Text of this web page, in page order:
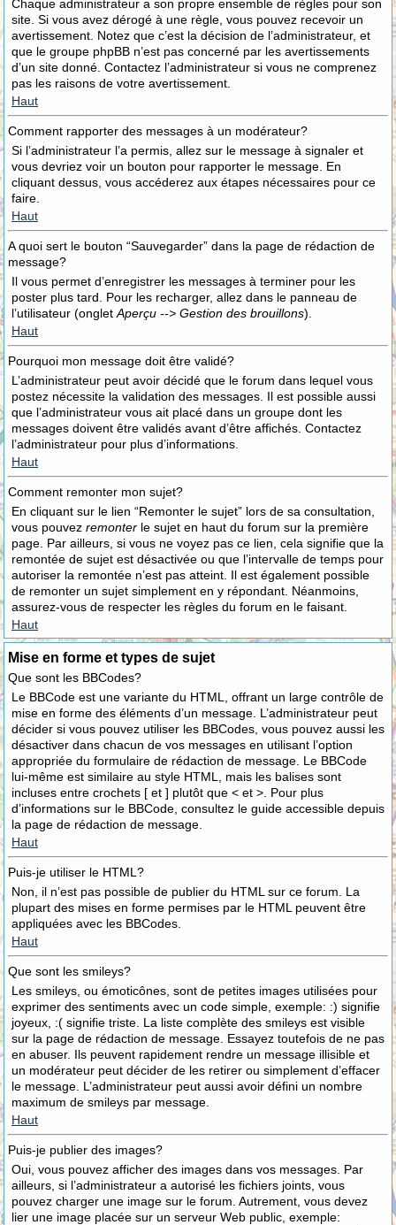
Chaque administrateur a son propre ensemble de règles pour son
site. Si vous avez dérogé à une règle, vous pouvez recevoir un
avertissement. Notez que c’est la décision de l’administrateur, et
que le groupe phpBB n’est pas concerné par les avertissements
d’un site donné. Contactez l’administrateur si vous ne comprenez
pas les raisons de votre avertissement.
Haut
Comment rapporter des messages à un modérateur?
Si l’administrateur l’a permis, allez sur le message à signaler et
vous devriez voir un bouton pour rapporter le message. En
cliquant dessus, vous accéderez aux étapes nécessaires pour ce
faire.
Haut
A quoi sert le bouton “Sauvegarder” dans la page de rédaction de
message?
Il vous permet d’enregistrer les messages à terminer pour les
poster plus tard. Pour les recharger, allez dans le panneau de
l’utilisateur (onglet Aperçu --> Gestion des brouillons).
Haut
Pourquoi mon message doit être validé?
L’administrateur peut avoir décidé que le forum dans lequel vous
postez nécessite la validation des messages. Il est possible aussi
que l’administrateur vous ait placé dans un groupe dont les
messages doivent être validés avant d’être affichés. Contactez
l’administrateur pour plus d’informations.
Haut
Comment remonter mon sujet?
En cliquant sur le lien “Remonter le sujet” lors de sa consultation,
vous pouvez remonter le sujet en haut du forum sur la première
page. Par ailleurs, si vous ne voyez pas ce lien, cela signifie que la
remontée de sujet est désactivée ou que l’intervalle de temps pour
autoriser la remontée n’est pas atteint. Il est également possible
de remonter un sujet simplement en y répondant. Néanmoins,
assurez-vous de respecter les règles du forum en le faisant.
Haut
Mise en forme et types de sujet
Que sont les BBCodes?
Le BBCode est une variante du HTML, offrant un large contrôle de
mise en forme des éléments d’un message. L’administrateur peut
décider si vous pouvez utiliser les BBCodes, vous pouvez aussi les
désactiver dans chacun de vos messages en utilisant l’option
appropriée du formulaire de rédaction de message. Le BBCode
lui-même est similaire au style HTML, mais les balises sont
incluses entre crochets [ et ] plutôt que < et >. Pour plus
d’informations sur le BBCode, consultez le guide accessible depuis
la page de rédaction de message.
Haut
Puis-je utiliser le HTML?
Non, il n’est pas possible de publier du HTML sur ce forum. La
plupart des mises en forme permises par le HTML peuvent être
appliquées avec les BBCodes.
Haut
Que sont les smileys?
Les smileys, ou émoticônes, sont de petites images utilisées pour
exprimer des sentiments avec un code simple, exemple: :) signifie
joyeux, :( signifie triste. La liste complète des smileys est visible
sur la page de rédaction de message. Essayez toutefois de ne pas
en abuser. Ils peuvent rapidement rendre un message illisible et
un modérateur peut décider de les retirer ou simplement d’effacer
le message. L’administrateur peut aussi avoir défini un nombre
maximum de smileys par message.
Haut
Puis-je publier des images?
Oui, vous pouvez afficher des images dans vos messages. Par
ailleurs, si l’administrateur a autorisé les fichiers joints, vous
pouvez charger une image sur le forum. Autrement, vous devez
lier une image placée sur un serveur Web public, exemple: